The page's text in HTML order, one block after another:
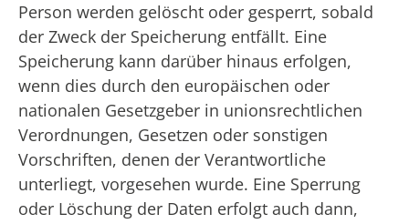
Person werden gelöscht oder gesperrt, sobald
der Zweck der Speicherung entfällt. Eine
Speicherung kann darüber hinaus erfolgen,
wenn dies durch den europäischen oder
nationalen Gesetzgeber in unionsrechtlichen
Verordnungen, Gesetzen oder sonstigen
Vorschriften, denen der Verantwortliche
unterliegt, vorgesehen wurde. Eine Sperrung
oder Löschung der Daten erfolgt auch dann,